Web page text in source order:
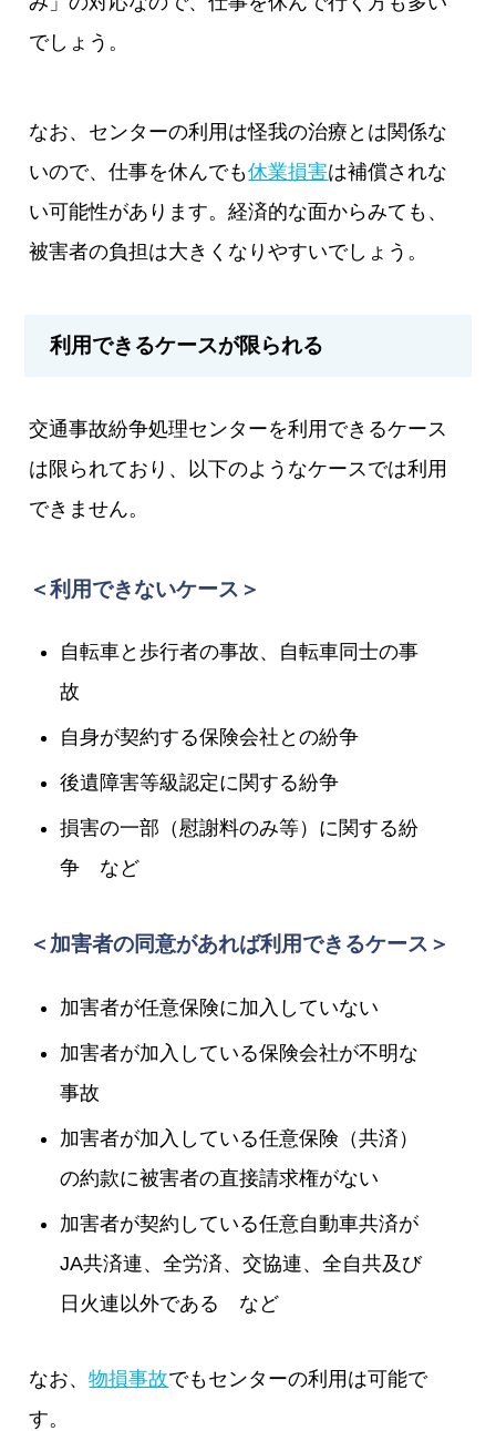
でしょう。
なお、センターの利用は怪我の治療とは関係な
いので、仕事を休んでも休業損害は補償されな
い可能性があります。経済的な面からみても、
被害者の負担は大きくなりやすいでしょう。
利用できるケースが限られる
交通事故紛争処理センターを利用できるケース
は限られており、以下のようなケースでは利用
できません。
＜利用できないケース＞
自転車と歩行者の事故、自転車同士の事
故
自身が契約する保険会社との紛争
後遺障害等級認定に関する紛争
損害の一部（慰謝料のみ等）に関する紛
争 など
＜加害者の同意があれば利用できるケース＞
加害者が任意保険に加入していない
加害者が加入している保険会社が不明な
事故
加害者が加入している任意保険（共済）
の約款に被害者の直接請求権がない
加害者が契約している任意自動車共済が
JA共済連、全労済、交協連、全自共及び
日火連以外である など
なお、物損事故でもセンターの利用は可能で
す。